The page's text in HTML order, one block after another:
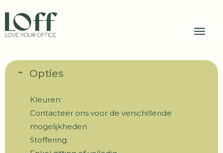
Opties
Kleuren:
Contacteer ons voor de verschillende
mogelijkheden
Stoffering: